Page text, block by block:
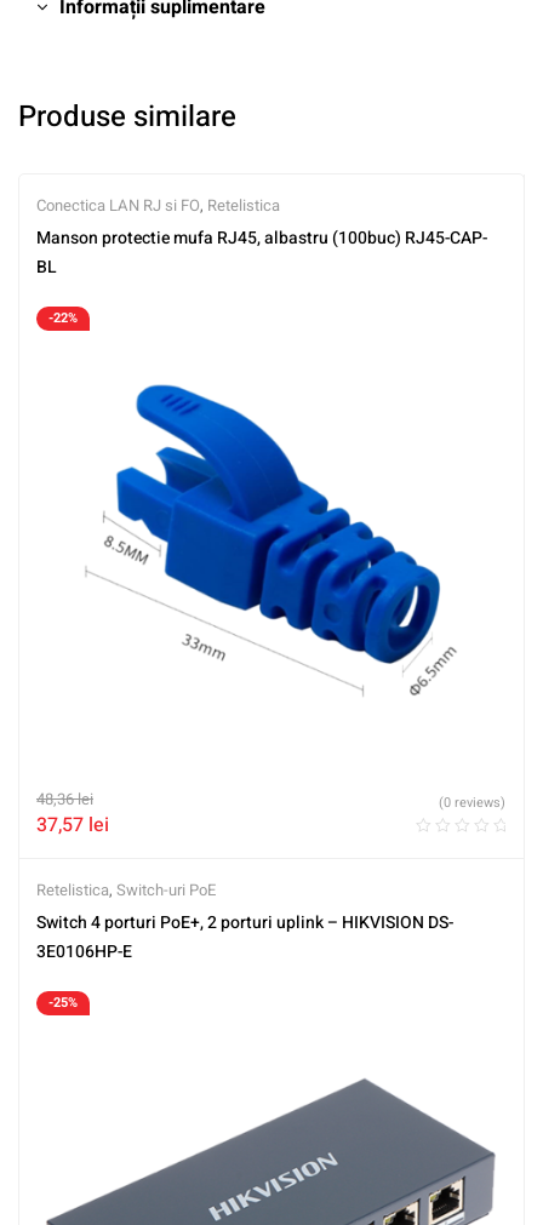
Informații suplimentare
Produse similare
Conectica LAN RJ si FO, Retelistica
Manson protectie mufa RJ45, albastru (100buc) RJ45-CAP-
BL
-22%
48,36lei
37,57 lei
(0 reviews)
Retelistica, Switch-uri PoE
Switch 4 porturi PoE+, 2 porturi uplink – HIKVISION DS-
3E0106HP-E
-25%